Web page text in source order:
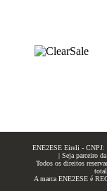
ENE2ESE Eireli - CNPJ:
| Seja parceiro
Todos os direitos
A marca ENE2ESE é